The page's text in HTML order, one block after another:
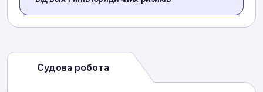
Судова робота